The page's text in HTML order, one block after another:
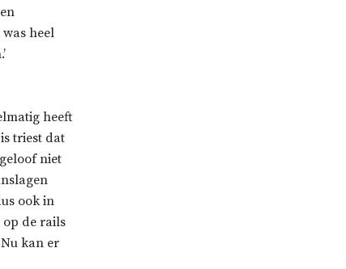
heel
heeft
triest dat
niet
ook in
op de rails
kan er